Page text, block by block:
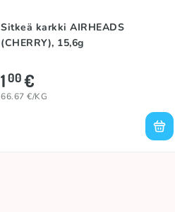
Sitkeä karkki AIRHEADS
(CHERRY), 15,6g
100€
66.67 €/KG